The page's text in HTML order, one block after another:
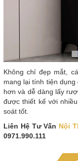
Không chỉ đẹp mắt,
mang lại tính tiện
hơn và dễ dàng lấy
được thiết kế với
soát tốt.
Liên Hệ Tư Vấn Nội
0971.990.111